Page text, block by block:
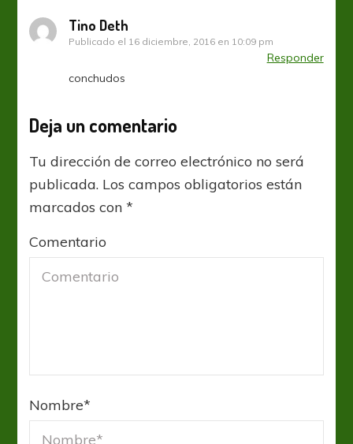
Tino Deth
Publicado el 16 diciembre, 2016 en 10:09 pm
Responder
conchudos
Deja un comentario
Tu dirección de correo electrónico no será
publicada. Los campos obligatorios están
marcados con*
Comentario
Nombre*